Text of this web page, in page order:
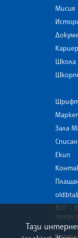
Мисия
Школа
Зала
Екип
ВОТ -
Тази